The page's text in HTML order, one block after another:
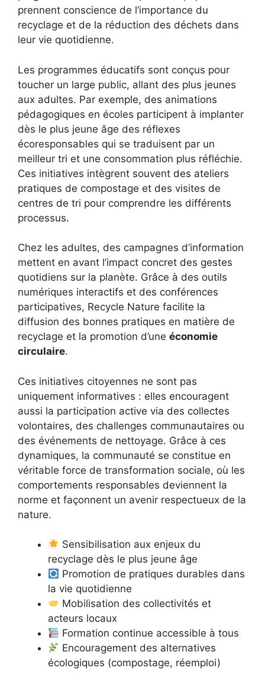
prennent conscience de l’importance du
recyclage et de la réduction des déchets dans
leur vie quotidienne.
Les programmes éducatifs sont conçus pour
toucher un large public, allant des plus jeunes
aux adultes. Par exemple, des animations
pédagogiques en écoles participent à implanter
dès le plus jeune âge des réflexes
écoresponsables qui se traduisent par un
meilleur tri et une consommation plus réfléchie.
Ces initiatives intègrent souvent des ateliers
pratiques de compostage et des visites de
centres de tri pour comprendre les différents
processus.
Chez les adultes, des campagnes d’information
mettent en avant l’impact concret des gestes
quotidiens sur la planète. Grâce à des outils
numériques interactifs et des conférences
participatives, Recycle Nature facilite la
diffusion des bonnes pratiques en matière de
recyclage et la promotion d’une économie
circulaire.
Ces initiatives citoyennes ne sont pas
uniquement informatives : elles encouragent
aussi la participation active via des collectes
volontaires, des challenges communautaires ou
des événements de nettoyage. Grâce à ces
dynamiques, la communauté se constitue en
véritable force de transformation sociale, où les
comportements responsables deviennent la
norme et façonnent un avenir respectueux de la
nature.
Sensibilisation aux enjeux du
recyclage dès le plus jeune âge
Promotion de pratiques durables dans
la vie quotidienne
Mobilisation des collectivités et
acteurs locaux
Formation continue accessible à tous
Encouragement des alternatives
écologiques (compostage, réemploi)